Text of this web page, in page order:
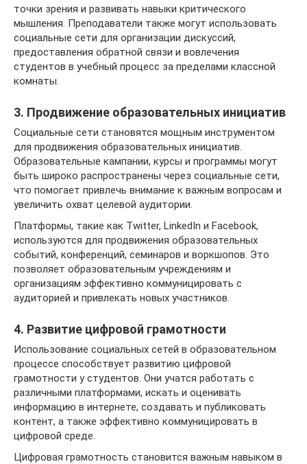
точки зрения и развивать навыки критического
мышления. Преподаватели также могут использовать
социальные сети для организации дискуссий,
предоставления обратной связи и вовлечения
студентов в учебный процесс за пределами классной
комнаты.
3. Продвижение образовательных инициатив
Социальные сети становятся мощным инструментом
для продвижения образовательных инициатив.
Образовательные кампании, курсы и программы могут
быть широко распространены через социальные сети,
что помогает привлечь внимание к важным вопросам и
увеличить охват целевой аудитории.
Платформы, такие как Twitter, LinkedIn и Facebook,
используются для продвижения образовательных
событий, конференций, семинаров и воркшопов. Это
позволяет образовательным учреждениям и
организациям эффективно коммуницировать с
аудиторией и привлекать новых участников.
4. Развитие цифровой грамотности
Использование социальных сетей в образовательном
процессе способствует развитию цифровой
грамотности у студентов. Они учатся работать с
различными платформами, искать и оценивать
информацию в интернете, создавать и публиковать
контент, а также эффективно коммуницировать в
цифровой среде.
Цифровая грамотность становится важным навыком в